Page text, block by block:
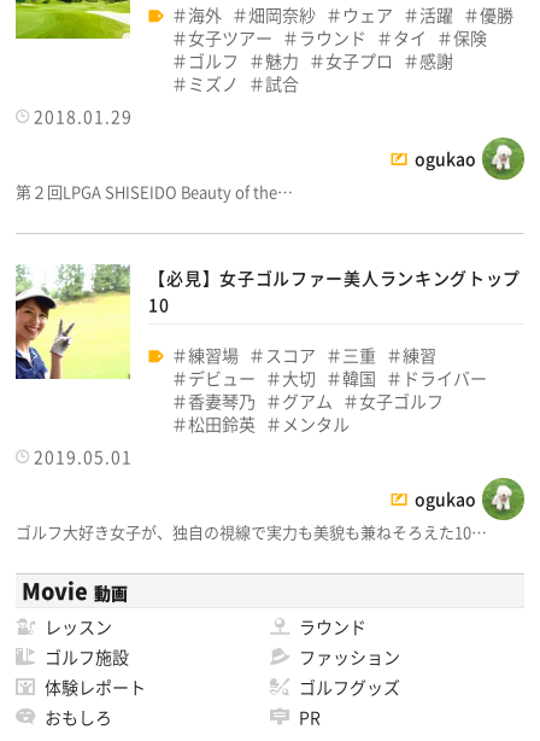
海外 畑岡奈紗 ウェア 活躍
優勝
女子ツアー
ラウンド タイ
保険
ゴルフ
魅力 女子プロ
感謝
ミズノ
試合
2018.01.29
ogukao
第２回LPGA SHISEIDO Beauty of the…
【必見】女子ゴルファー美人ランキングトップ
10
練習場 スコア 三重
練習
デビュー
大切 韓国
ドライバー
香妻琴乃
グアム
女子ゴルフ
松田鈴英
メンタル
2019.05.01
ogukao
ゴルフ大好き女子が、独自の視線で実力も美貌も兼ねそろえた10…
Movie 動画
レッスン
ラウンド
ゴルフ施設
ファッション
体験レポート
ゴルフグッズ
おもしろ
PR